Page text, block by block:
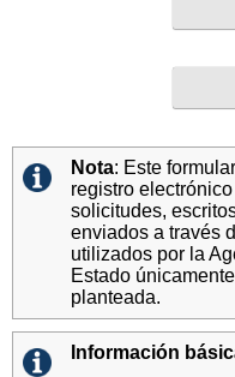
Nota: Este
registro
solicitudes,
enviados a través
utilizados por la
Estado
planteada.
Información